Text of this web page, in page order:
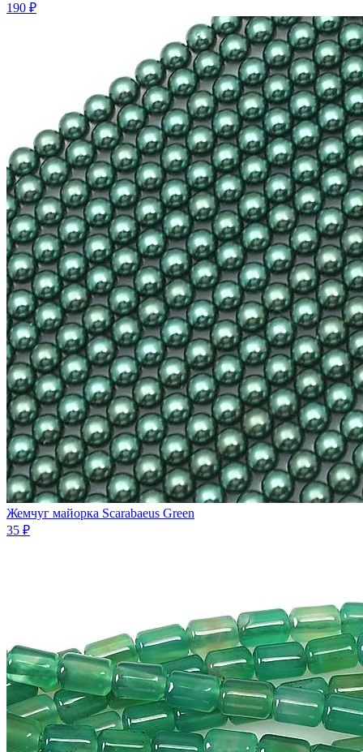
190 ₽
Жемчуг майорка Scarabaeus Green
35 ₽